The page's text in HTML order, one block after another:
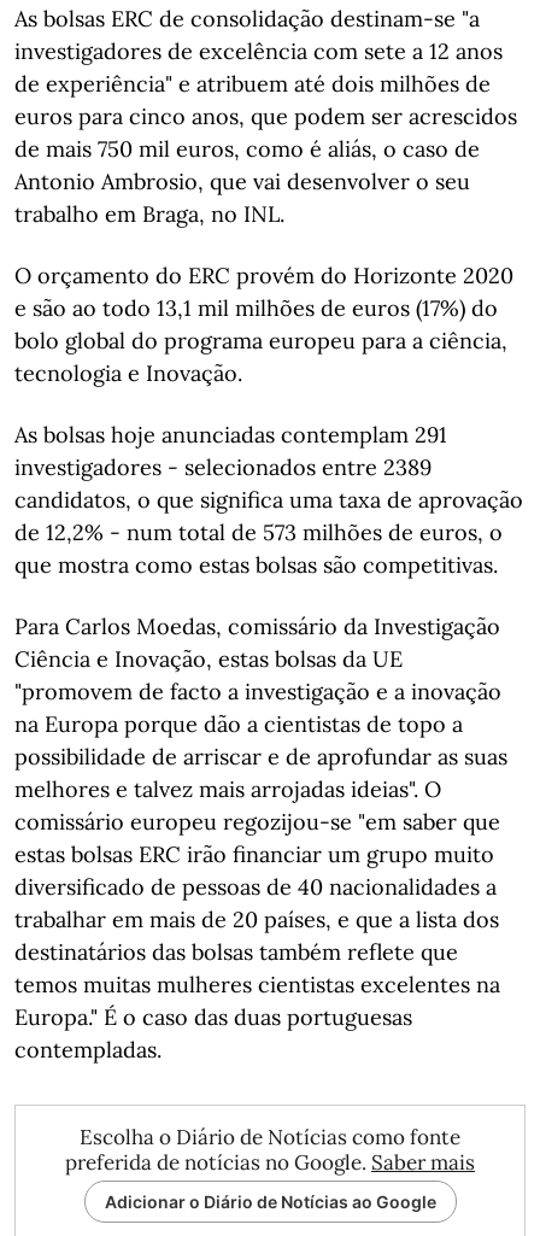
As bolsas ERC de consolidação destinam-se "a
investigadores de excelência com sete a 12 anos
de experiência" e atribuem até dois milhões de
euros para cinco anos, que podem ser acrescidos
de mais 750 mil euros, como é aliás, o caso de
Antonio Ambrosio, que vai desenvolver o seu
trabalho em Braga, no INL.
O orçamento do ERC provém do Horizonte 2020
e são ao todo 13,1 mil milhões de euros (17%) do
bolo global do programa europeu para a ciência,
tecnologia e Inovação.
As bolsas hoje anunciadas contemplam 291
investigadores - selecionados entre 2389
candidatos, o que significa uma taxa de aprovação
de 12,2% - num total de 573 milhões de euros, o
que mostra como estas bolsas são competitivas.
Para Carlos Moedas, comissário da Investigação
Ciência e Inovação, estas bolsas da UE
"promovem de facto a investigação e a inovação
na Europa porque dão a cientistas de topo a
possibilidade de arriscar e de aprofundar as suas
melhores e talvez mais arrojadas ideias". O
comissário europeu regozijou-se "em saber que
estas bolsas ERC irão financiar um grupo muito
diversificado de pessoas de 40 nacionalidades a
trabalhar em mais de 20 países, e que a lista dos
destinatários das bolsas também reflete que
temos muitas mulheres cientistas excelentes na
Europa." É o caso das duas portuguesas
contempladas.
Escolha o Diário de Notícias como fonte
preferida de notícias no Google. Saber mais
Adicionar o Diário de Notícias ao Google